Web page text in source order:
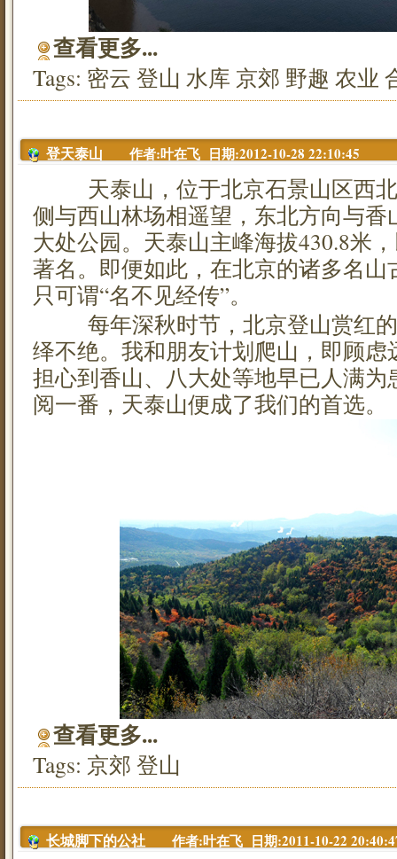
查看更多...
Tags: 密云 登山 水库 京郊 野趣 农业
登天泰山 作者:叶在飞 日期:2012-10-28 22:10:45
天泰山，位于北京石景山区西北
侧与西山林场相遥望，东北方向与
大处公园。天泰山主峰海拔430.8米
著名。即便如此，在北京的诸多名
只可谓“名不见经传”。
每年深秋时节，北京登山赏红的
绎不绝。我和朋友计划爬山，即顾
担心到香山、八大处等地早已人满
阅一番，天泰山便成了我们的首选。
查看更多...
Tags: 京郊 登山
长城脚下的公社 作者:叶在飞 日期:2011-10-22